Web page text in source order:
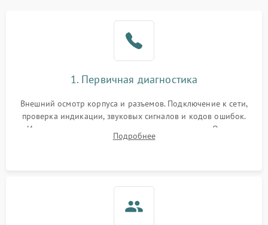
1. Первичная диагностика
Внешний осмотр корпуса и разъемов. Подключение к сети,
проверка индикации, звуковых сигналов и кодов ошибок.
Измерение входного и выходного напряжения. Оценка
реакции ИБП на отключение основного питания без
Подробнее